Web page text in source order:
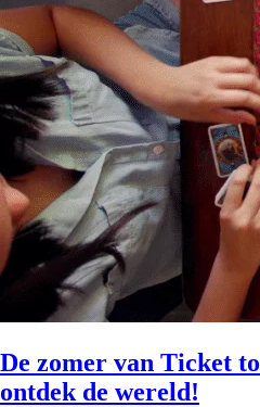
De zomer van Ticket
ontdek de wereld!